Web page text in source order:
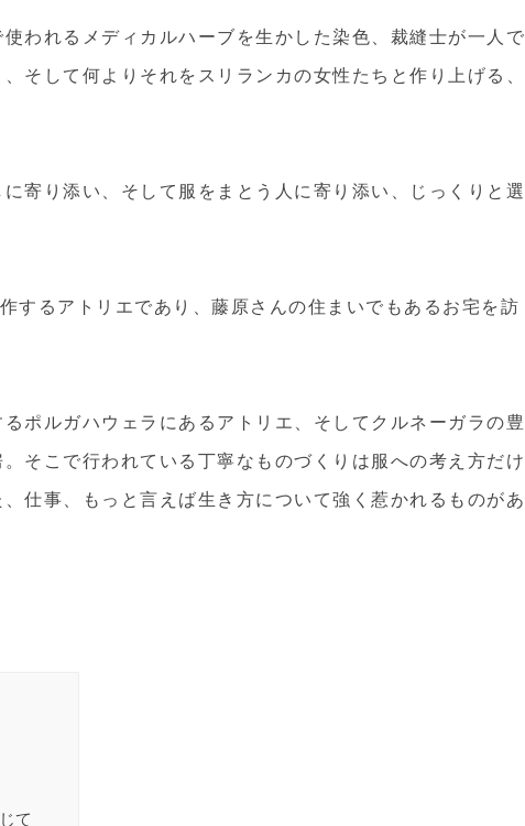
われるメディカルハーブを生かした染色、裁縫士が一人で
そして何よりそれをスリランカの女性たちと作り上げる、
寄り添い、そして服をまとう人に寄り添い、じっくりと選
するアトリエであり、藤原さんの住まいでもあるお宅を訪
ポルガハウェラにあるアトリエ、そしてクルネーガラの豊
そこで行われている丁寧なものづくりは服への考え方だけ
仕事、もっと言えば生き方について強く惹かれるものがあ
て